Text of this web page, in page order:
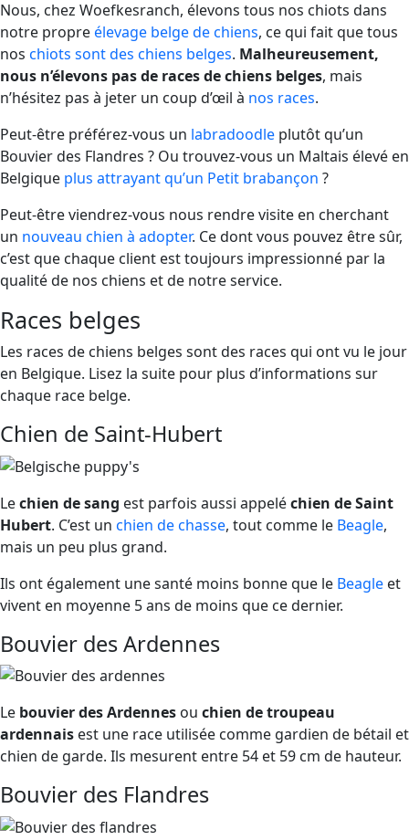
Nous, chez Woefkesranch, élevons tous nos chiots dans
notre propreélevage belge de chiens, ce qui fait que tous
nos chiots sont des chiens belges. Malheureusement,
nous n’élevons pas de races de chiens belges, mais
n’hésitez pas à jeter un coup d’œil à nos races.
Peut-être préférez-vous un labradoodle plutôt qu’un
Bouvier des Flandres ? Ou trouvez-vous un Maltais élevé en
Belgique plus attrayant qu’un Petit brabançon ?
Peut-être viendrez-vous nous rendre visite en cherchant
un nouveau chien à adopter. Ce dont vous pouvez être sûr,
c’est que chaque client est toujours impressionné par la
qualité de nos chiens et de notre service.
Races belges
Les races de chiens belges sont des races qui ont vu le jour
en Belgique. Lisez la suite pour plus d’informations sur
chaque race belge.
Chien de Saint-Hubert
Lechien de sang est parfois aussi appeléchien de Saint
Hubert. C’est un chien de chasse, tout comme le Beagle,
mais un peu plus grand.
Ils ont également une santé moins bonne que le Beagle et
vivent en moyenne 5 ans de moins que ce dernier.
Bouvier des Ardennes
Le bouvier des Ardennes ou chien de troupeau
ardennais est une race utilisée comme gardien de bétail et
chien de garde. Ils mesurent entre 54 et 59 cm de hauteur.
Bouvier des Flandres